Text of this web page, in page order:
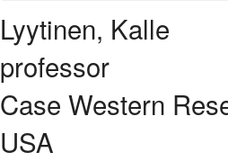
Lyytinen, Kalle
professor
Case Western
USA